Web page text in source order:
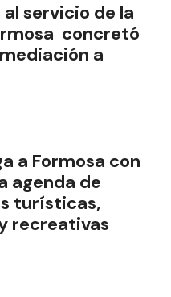
servicio de la
concretó
a
a Formosa con
agenda de
turísticas,
recreativas